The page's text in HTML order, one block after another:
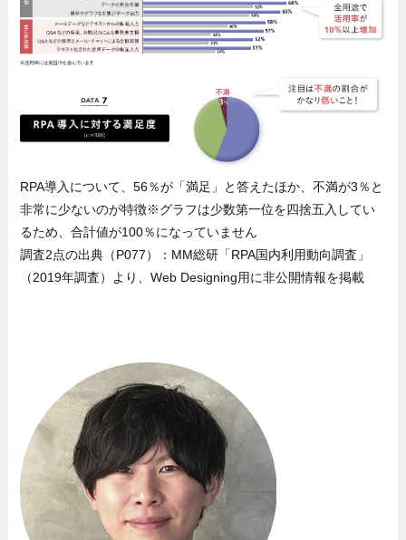
RPA導入について、56％が「満足」と答えたほか、不満が3％と
非常に少ないのが特徴※グラフは少数第一位を四捨五入してい
るため、合計値が100％になっていません
調査2点の出典（P077）：MM総研「RPA国内利用動向調査」
（2019年調査）より、Web Designing用に非公開情報を掲載